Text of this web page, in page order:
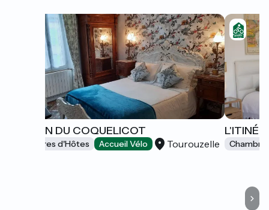
MAISON DU COQUELICOT
Chambres d'Hôtes Accueil Vélo Tourouzelle